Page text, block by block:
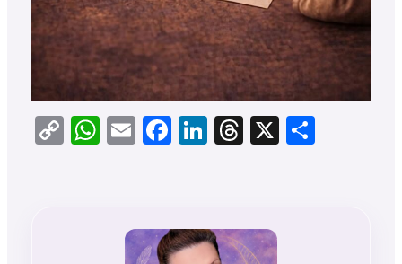
CopyWhatsApp
EmailFacebook
LinkedIn
Threads
X Teilen